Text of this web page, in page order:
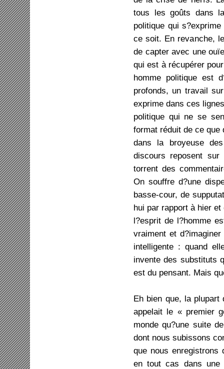
tous les goûts dans
politique qui
ce soit. En revanche,
de capter avec une
qui est à récupérer
homme politique est
profonds, un travail
exprime dans ces
politique qui ne se
format réduit de ce que
dans la broyeuse
discours reposent
torrent des
On souffre d?une
basse-cour, de
hui par rapport à hier
l?esprit de l?homme
vraiment et
intelligente : quand
invente des substituts
est du pensant. Mais
Eh bien que, la
appelait le « premier
monde qu?une suite
dont nous subissons
que nous enregistrons
en tout cas dans une